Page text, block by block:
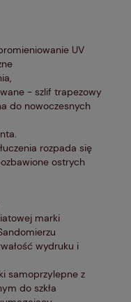
UV
- szlif trapezowy
do nowoczesnych
rozpada się
ostrych
marki
wydruku i
samoprzylepne z
do szkła